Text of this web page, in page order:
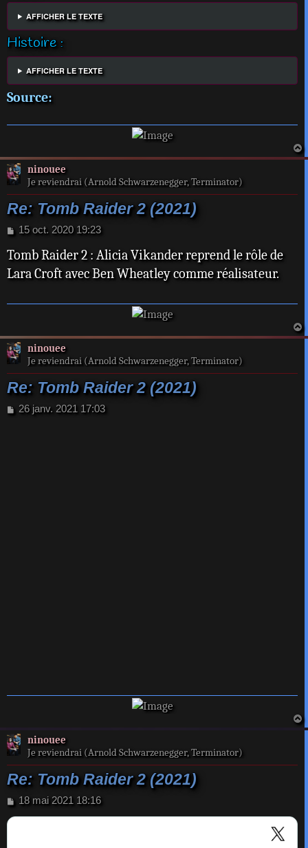
AFFICHER LE TEXTE
Histoire :
AFFICHER LE TEXTE
Source:
a
ninouee
Je reviendrai (Arnold Schwarzenegger, Terminator)
Re: Tomb Raider 2 (2021)
M
s
a
e
15 oct. 2020 19:23
Tomb Raider 2 : Alicia Vikander reprend le rôle de
Lara Croft avec Ben Wheatley comme réalisateur.
a
ninouee
Je reviendrai (Arnold Schwarzenegger, Terminator)
Re: Tomb Raider 2 (2021)
M
26 janv. 2021 17:03
a
ninouee
Je reviendrai (Arnold Schwarzenegger, Terminator)
Re: Tomb Raider 2 (2021)
M18 mai 2021 18:16